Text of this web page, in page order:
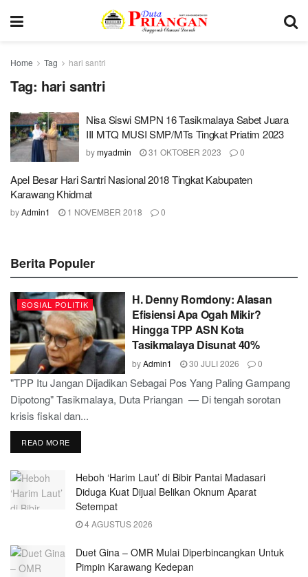
Home Tag hari santri
Tag: hari santri
Nisa Siswi SMPN 16 Tasikmalaya Sabet Juara
III MTQ MUSI SMP/MTs Tingkat Priatim 2023
bymyadmin 31 OKTOBER 2023 0
Apel Besar Hari Santri Nasional 2018 Tingkat Kabupaten
Karawang Khidmat
byAdmin1 1 NOVEMBER 2018 0
Berita Populer
SOSIAL POLITIK
H. Denny Romdony: Alasan
Efisiensi Apa Ogah Mikir?
Hingga TPP ASN Kota
Tasikmalaya Disunat 40%
byAdmin1 30 JULI 2026 0
"TPP Itu Jangan Dijadikan Sebagai Pos Yang Paling Gampang
Dipotong" Tasikmalaya, Duta Priangan — Di tengah sorotan
krisis fiskal dan...
READ MORE
Heboh ‘Harim Laut’ di Bibir Pantai Madasari
Diduga Kuat Dijual Belikan Oknum Aparat
Setempat
4 AGUSTUS 2026
Duet Gina – OMR Mulai Diperbincangkan Untuk
Pimpin Karawang Kedepan